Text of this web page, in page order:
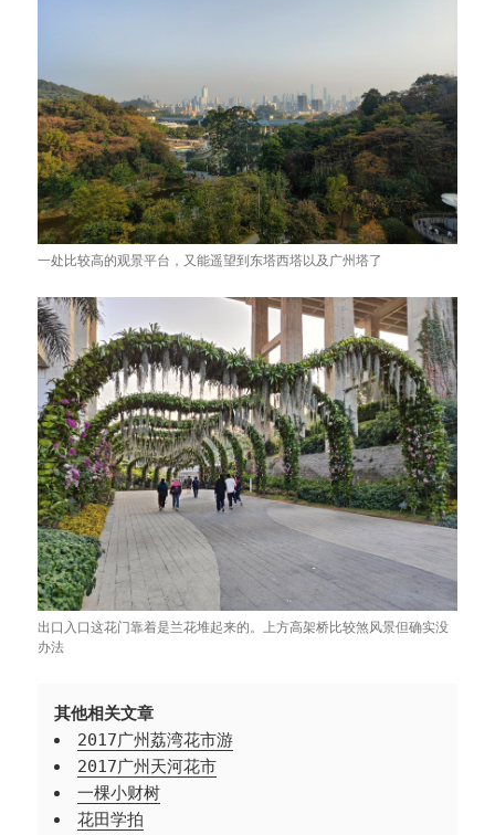
一处比较高的观景平台，又能遥望到东塔西塔以及广州塔了
出口入口这花门靠着是兰花堆起来的。上方高架桥比较煞风景但确实没
办法
其他相关文章
2017广州荔湾花市游
2017广州天河花市
一棵小财树
花田学拍